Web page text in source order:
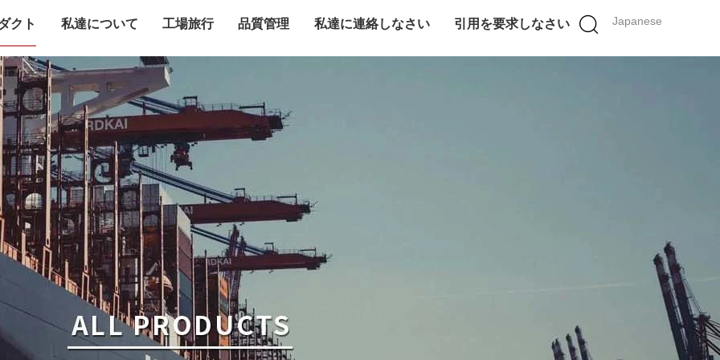
Japanese
クト 私達について 工場旅行 品質管理 私達に連絡しなさい 引用を要求しなさい